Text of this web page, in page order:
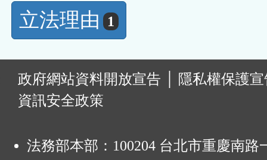
立法理由 1
政府網站資料開放宣告
隱私權保護
資訊安全政策
法務部本部：100204 台北市重慶南路